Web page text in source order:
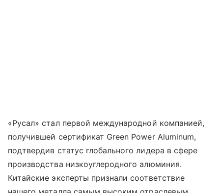
«Русал» стал первой международной компанией,
получившей сертификат Green Power Aluminum,
подтвердив статус глобального лидера в сфере
производства низкоуглеродного алюминия.
Китайские эксперты признали соответствие